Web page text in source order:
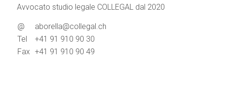
Avvocato studio legale COLLEGAL dal 2020
@
aborella@collegal.ch
Tel
+41 91 910 90 30
Fax +41 91 910 90 49